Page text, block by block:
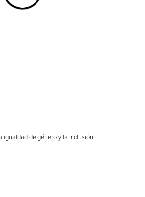
igualdad de género y la inclusión